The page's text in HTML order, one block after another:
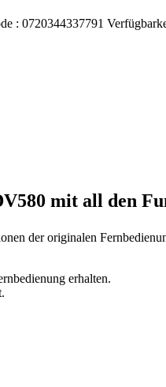
: 0720344337791
mit all den
der originalen
erhalten.